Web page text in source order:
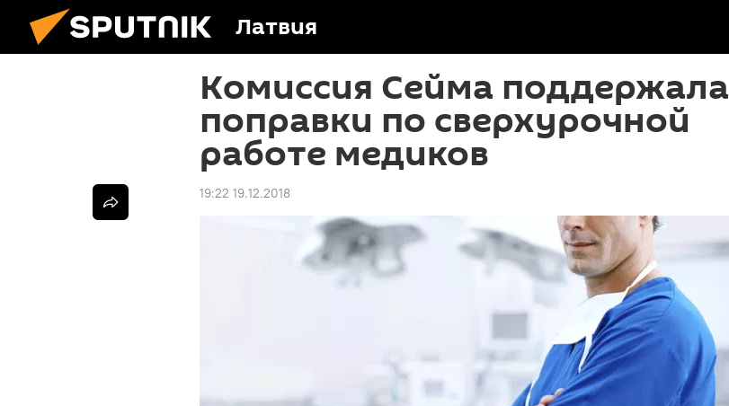
Латвия
Комиссия Сейма поддержала
поправки по сверхурочной
работе медиков
19:22 19.12.2018